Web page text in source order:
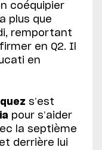
coéquipier
plus que
remportant
en Q2. Il
en
s’est
pour s’aider
la septième
derrière lui